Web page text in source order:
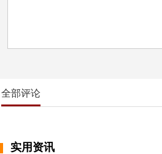
全部评论
实用资讯